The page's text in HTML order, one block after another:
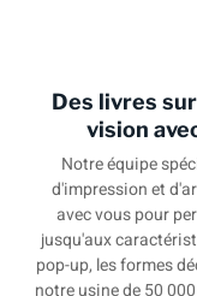
Des livres
vision
Notre équipe
d'impression et
avec vous pour
jusqu'aux
pop-up, les formes
notre usine de 50